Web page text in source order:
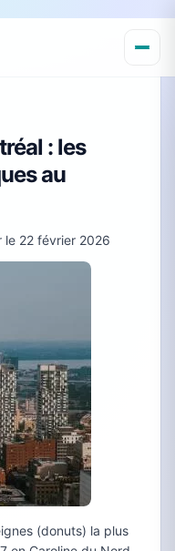
: les
au
le 22 février 2026
(donuts) la plus